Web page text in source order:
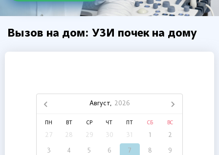
Вызов на дом: УЗИ почек на дому
Август, 2026
ПН ВТ СР ЧТ СБ ВС
27 28 29 30 31 1 2
3 4 5 6 7 8 9